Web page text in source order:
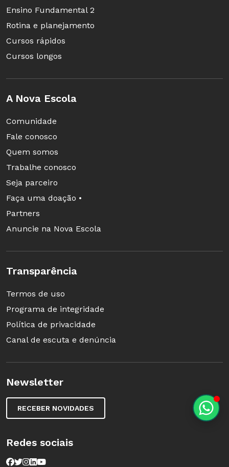
Ensino Fundamental 2
Rotina e planejamento
Cursos rápidos
Cursos longos
A Nova Escola
Comunidade
Fale conosco
Quem somos
Trabalhe conosco
Seja parceiro
Faça uma doação •
Partners
Anuncie na Nova Escola
Transparência
Termos de uso
Programa de integridade
Política de privacidade
Canal de escuta e denúncia
Newsletter
RECEBER NOVIDADES
Redes sociais